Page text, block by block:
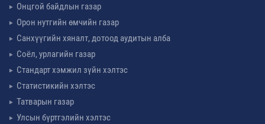
Онцгой байдлын газар
Орон нутгийн өмчийн газар
Санхүүгийн хяналт, дотоод аудитын алба
Соёл, урлагийн газар
Стандарт хэмжил зүйн хэлтэс
Статистикийн хэлтэс
Татварын газар
Улсын бүртгэлийн хэлтэс